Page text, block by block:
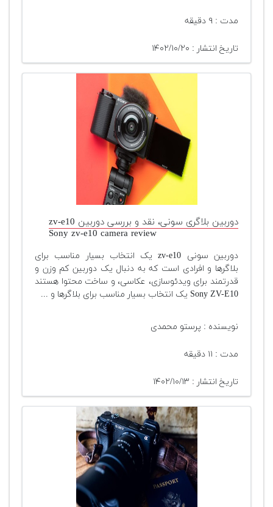
مدت : ۹ دقیقه
تاریخ انتشار : ۱۴۰۲/۱۰/۲۰
دوربین بلاگری سونی، نقد و بررسی دوربین zv-e10
Sony zv-e10 camera review
دوربین سونی zv-e10 یک انتخاب بسیار مناسب برای
بلاگرها و افرادی است که به دنبال یک دوربین کم وزن و
قدرتمند برای ویدئوسازی، عکاسی، و ساخت محتوا هستند
Sony ZV-E10 یک انتخاب بسیار مناسب برای بلاگرها و ...
نویسنده : پرستو محمدی
مدت : ۱۱ دقیقه
تاریخ انتشار : ۱۴۰۲/۱۰/۱۳